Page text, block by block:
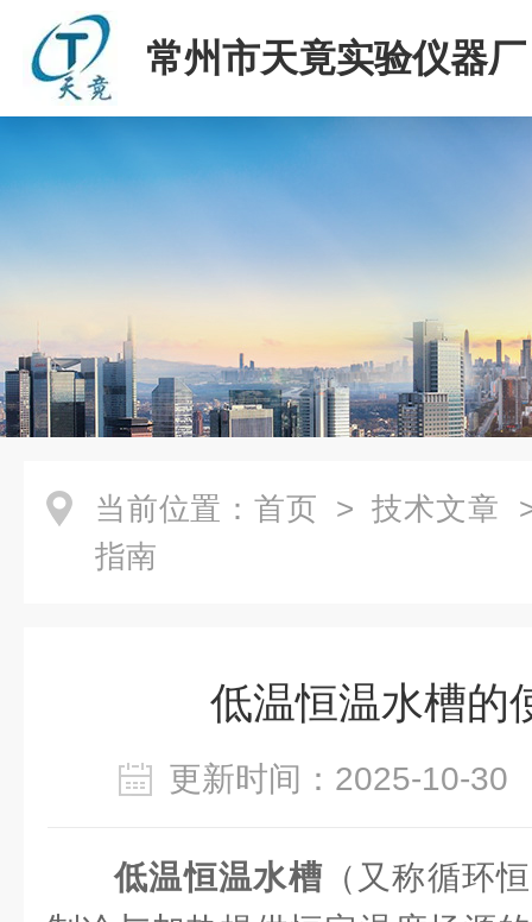
常州市天竟实验仪器厂
当前位置： 首页 > 技术文章
指南
低温恒温水槽的
更新时间：2025-10-
低温恒温水槽（又称循环